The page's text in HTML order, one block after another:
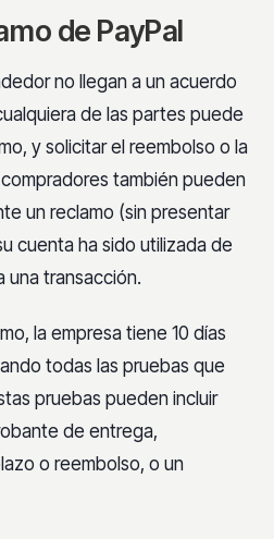
de PayPal
no llegan a un acuerdo
de las partes puede
y solicitar el reembolso o la
también pueden
un reclamo (sin presentar
cuenta ha sido utilizada de
una transacción.
la empresa tiene 10 días
todas las pruebas que
pruebas pueden incluir
de entrega,
o reembolso, o un